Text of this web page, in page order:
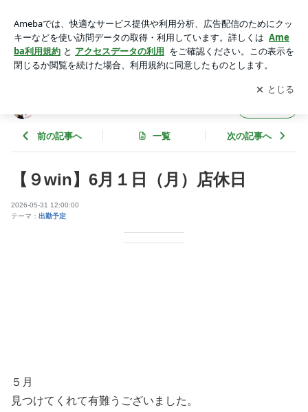
イス〜
アプリをダウンロードして ブログの更新通知
を受け取りまし
ょう。
開く
前の記事へ 一覧 次の記事へ
【９win】6月１日（月）店休日
2026-05-31 12:00:00
テーマ： 出勤予定
５月
見つけてくれて有難うございました。